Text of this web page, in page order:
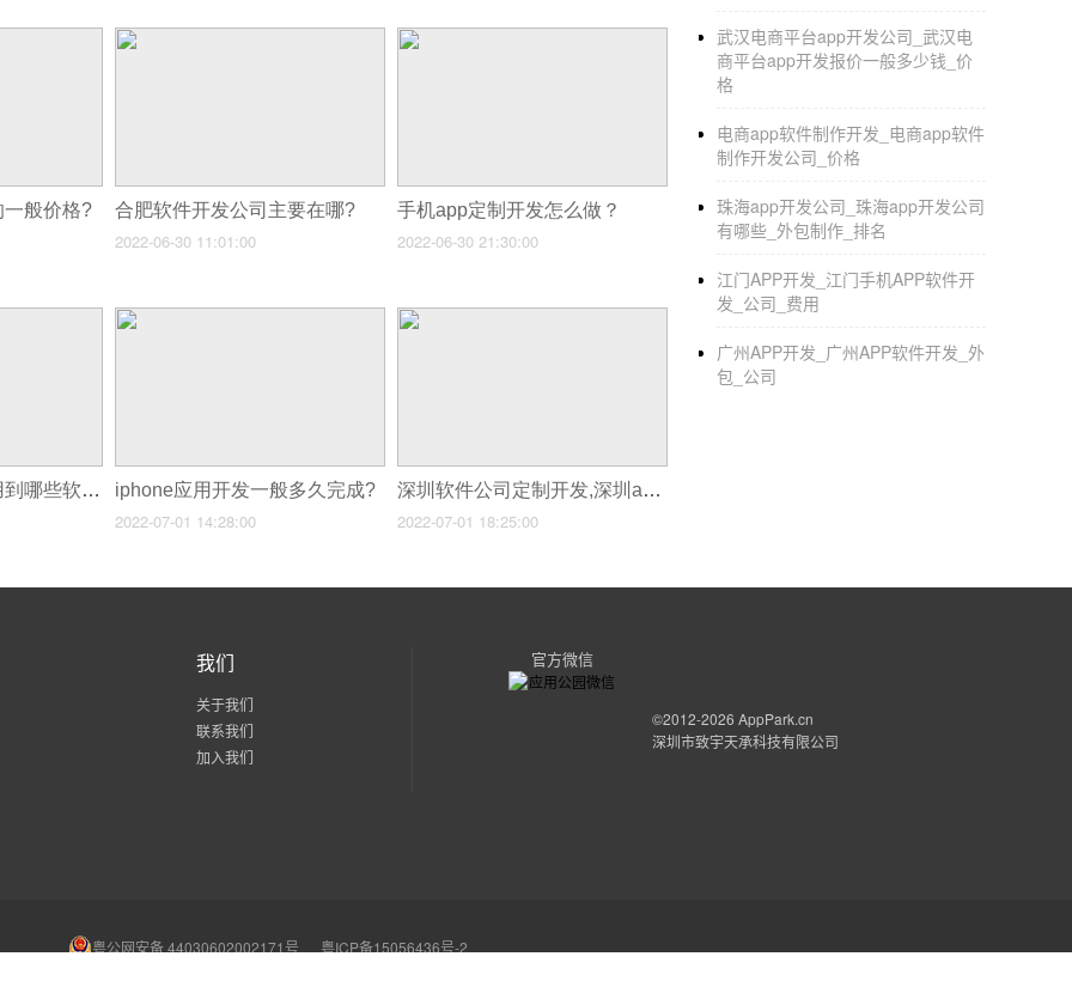
般价格? 合肥软件开发公司主要在哪?
2022-06-30 11:01:00
手机app定制开发怎么做？
2022-06-30 21:30:00
程序软件开发需要用到哪些软件? iphone应用开发一般多久完成?
2022-07-01 14:28:00
深圳软件公司定制开发,深圳app开发定做
2022-07-01 18:25:00
武汉电商平台app开发公司_武汉电
商平台app开发报价一般多少钱_价
格
电商app软件制作开发_电商app软件
制作开发公司_价格
珠海app开发公司_珠海app开发公司
有哪些_外包制作_排名
江门APP开发_江门手机APP软件开
发_公司_费用
广州APP开发_广州APP软件开发_外
包_公司
我们
关于我们
联系我们
加入我们
官方微信
©2012-2026 AppPark.cn
深圳市致宇天承科技有限公司
粤公网安备 44030602002171号 粤ICP备15056436号-2